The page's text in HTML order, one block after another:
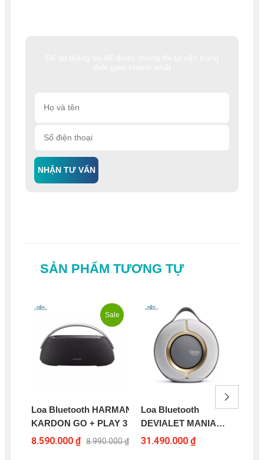
NHẬN TƯ VẤN
SẢN PHẨM TƯƠNG TỰ
Sale
Loa Bluetooth HARMAN
KARDON GO + PLAY 3
8.590.000 ₫ 8.990.000 ₫
Loa Bluetooth
DEVIALET MANIA
OPERA DE PARIS
31.490.000 ₫